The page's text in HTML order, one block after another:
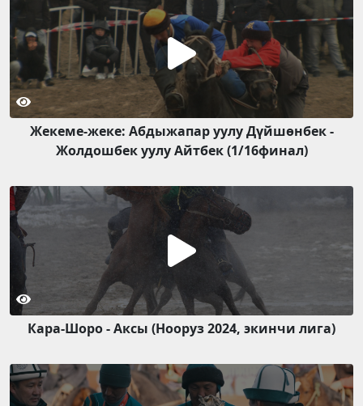
Жекеме-жеке: Абдыжапар уулу Дүйшөнбек -
Жолдошбек уулу Айтбек (1/16финал)
Кара-Шоро - Аксы (Нооруз 2024, экинчи лига)